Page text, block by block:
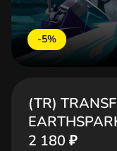
-5%
(TR)
2 180 ₽